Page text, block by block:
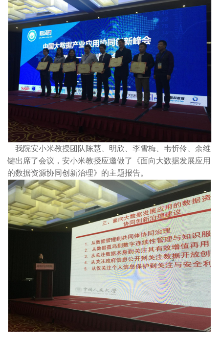
我院安小米教授团队陈慧、明欣、李雪梅、韦忻伶、余维
键出席了会议，安小米教授应邀做了《面向大数据发展应用
的数据资源协同创新治理》的主题报告。